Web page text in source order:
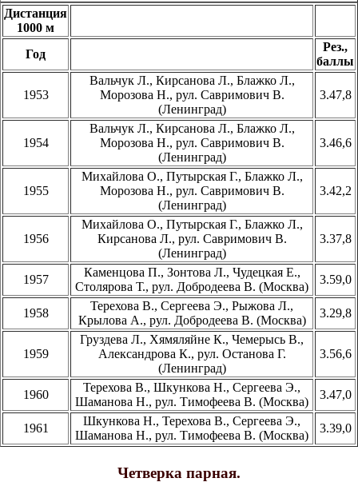
Дистанция
1000 м
Год
Рез.,
баллы
1953
Вальчук Л., Кирсанова Л., Блажко Л.,
Морозова Н., рул. Савримович В.
(Ленинград)
3.47,8
1954
Вальчук Л., Кирсанова Л., Блажко Л.,
Морозова Н., рул. Савримович В.
(Ленинград)
3.46,6
1955
Михайлова О., Путырская Г., Блажко Л.,
Морозова Н., рул. Савримович В.
(Ленинград)
3.42,2
1956
Михайлова О., Путырская Г., Блажко Л.,
Кирсанова Л., рул. Савримович В.
(Ленинград)
3.37,8
1957
Каменцова П., Зонтова Л., Чудецкая Е.,
Столярова Т., рул. Добродеева В. (Москва)
3.59,0
1958
Терехова В., Сергеева Э., Рыжова Л.,
Крылова А., рул. Добродеева В. (Москва)
3.29,8
1959
Груздева Л., Хямяляйне К., Чемерысь В.,
Александрова К., рул. Останова Г.
(Ленинград)
3.56,6
1960
Терехова В., Шкункова Н., Сергеева Э.,
Шаманова Н., рул. Тимофеева В. (Москва)
3.47,0
1961
Шкункова Н., Терехова В., Сергеева Э.,
Шаманова Н., рул. Тимофеева В. (Москва)
3.39,0
Четверка парная.